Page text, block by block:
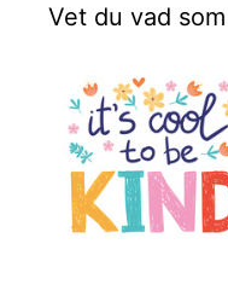
Vet du vad